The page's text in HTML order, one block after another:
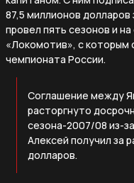
87,5 миллионов
провел пять сезонов и
«Локомотив», с которым
чемпионата России.
Соглашение между
расторгнуто
сезона-2007/08 из-
Алексей получил за
долларов.